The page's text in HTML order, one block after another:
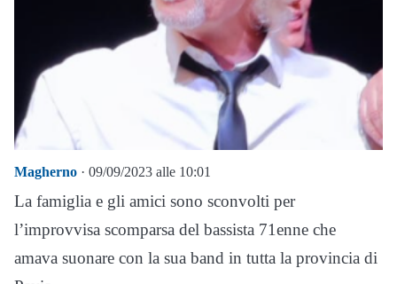
Magherno · 09/09/2023 alle 10:01
La famiglia e gli amici sono sconvolti per
l’improvvisa scomparsa del bassista 71enne che
amava suonare con la sua band in tutta la provincia di